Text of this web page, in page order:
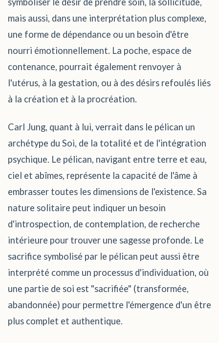
mais aussi, dans une interprétation plus complexe,
une forme de dépendance ou un besoin d'être
nourri émotionnellement. La poche, espace de
contenance, pourrait également renvoyer à
l'utérus, à la gestation, ou à des désirs refoulés liés
à la création et à la procréation.
Carl Jung, quant à lui, verrait dans le pélican un
archétype du Soi, de la totalité et de l'intégration
psychique. Le pélican, navigant entre terre et eau,
ciel et abîmes, représente la capacité de l'âme à
embrasser toutes les dimensions de l'existence. Sa
nature solitaire peut indiquer un besoin
d'introspection, de contemplation, de recherche
intérieure pour trouver une sagesse profonde. Le
sacrifice symbolisé par le pélican peut aussi être
interprété comme un processus d'individuation, où
une partie de soi est "sacrifiée" (transformée,
abandonnée) pour permettre l'émergence d'un être
plus complet et authentique.